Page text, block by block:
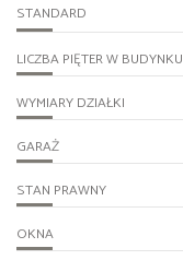
STANDARD
LICZBA PIĘTER W BUDYNKU
WYMIARY DZIAŁKI
GARAŻ
STAN PRAWNY
OKNA